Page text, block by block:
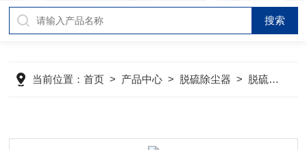
当前位置：首页 > 产品中心 > 脱硫除尘器 > 脱硫除尘器